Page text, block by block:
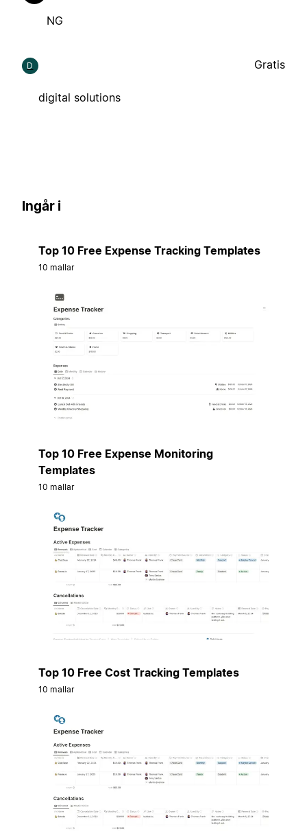
NG
D
digital solutions
Gratis
Ingår i
Top 10 Free Expense Tracking Templates
10 mallar
Top 10 Free Expense Monitoring
Templates
10 mallar
Top 10 Free Cost Tracking Templates
10 mallar